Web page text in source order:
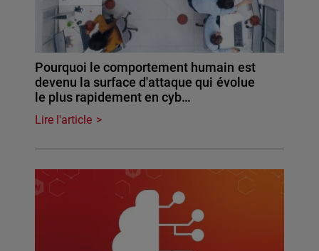
Pourquoi le comportement humain est
devenu la surface d'attaque qui évolue
le plus rapidement en cyb…
Lire l'article